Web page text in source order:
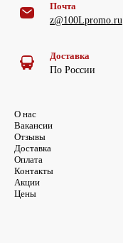
Почта
z@100Lpromo.ru
Доставка
По России
О нас
Вакансии
Отзывы
Доставка
Оплата
Контакты
Акции
Цены